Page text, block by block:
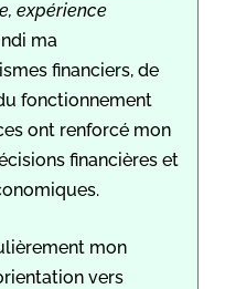
expérience
ma
financiers, de
fonctionnement
ont renforcé mon
financières et
mon
vers